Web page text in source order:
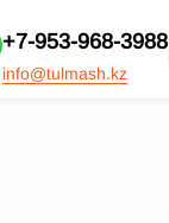
+7-953-968-3988
info@tulmash.kz